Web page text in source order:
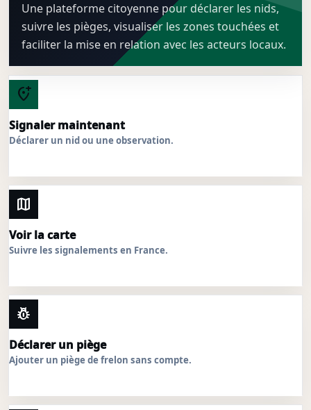
Une plateforme citoyenne pour déclarer les nids,
suivre les pièges, visualiser les zones touchées et
faciliter la mise en relation avec les acteurs locaux.
add_location_alt
Signaler maintenant
Déclarer un nid ou une observation.
map
Voir la carte
Suivre les signalements en France.
pest_control
Déclarer un piège
Ajouter un piège de frelon sans compte.